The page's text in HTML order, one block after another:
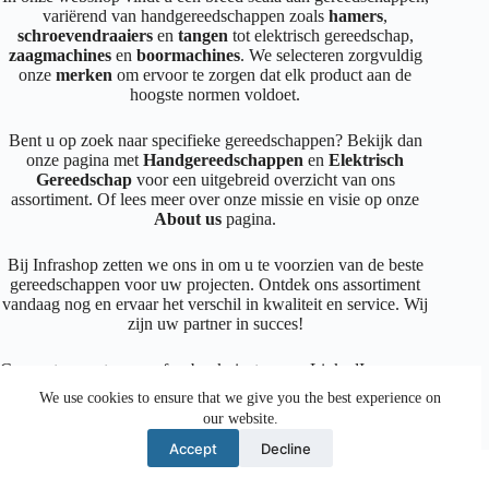
We use cookies to ensure that we give you the best experience on
our website.
Accept Decline
variërend van handgereedschappen zoalshamers,
schroevendraaiersen tangen tot elektrisch gereedschap,
zaagmachines en boormachines. We selecteren zorgvuldig
onzemerkenom ervoor te zorgen dat elk product aan de
hoogste normen voldoet.
Bent u op zoek naar specifieke gereedschappen? Bekijk dan
onze pagina metHandgereedschappen enElektrisch
Gereedschapvoor een uitgebreid overzicht van ons
assortiment. Of lees meer over onze missie en visie op onze
About us pagina.
Bij Infrashop zetten we ons in om u te voorzien van de beste
gereedschappen voor uw projecten. Ontdek ons assortiment
vandaag nog en ervaar het verschil in kwaliteit en service. Wij
zijn uw partner in succes!
Connecteer met ons op facebook instagram LinkedIn
Facebook
Instagram
LinkedIn
© 2026 Crea Design BE0464.993.353 |Cookie Policy